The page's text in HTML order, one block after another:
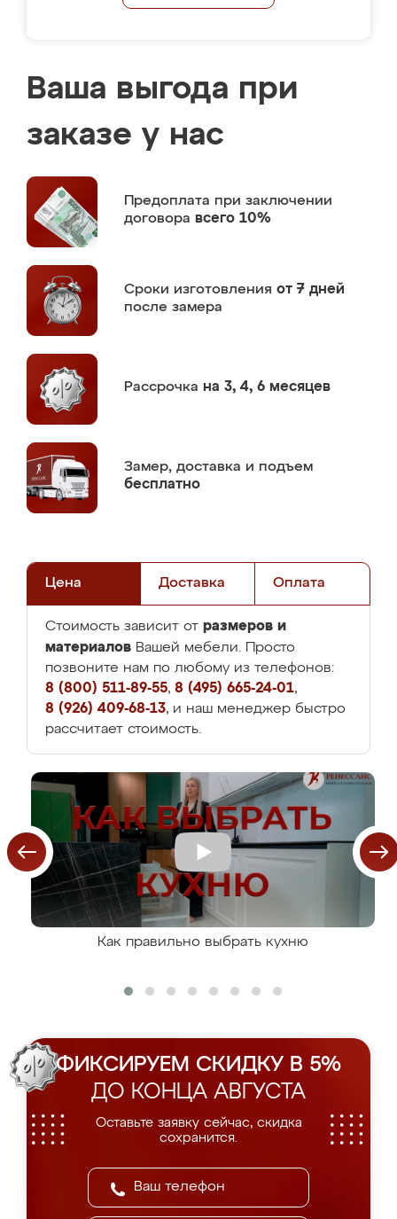
Ваша выгода при
заказе у нас
Предоплата при заключении
договора всего 10%
Сроки изготовления от 7 дней
после замера
Рассрочка на 3, 4, 6 месяцев
Замер, доставка и подъем
бесплатно
Цена Доставка Оплата
Стоимость зависит от размеров и
материалов Вашей мебели. Просто
позвоните нам по любому из телефонов:
8 (800) 511-89-55, 8 (495) 665-24-01,
8 (926) 409-68-13, и наш менеджер быстро
рассчитает стоимость.
Как правильно выбрать кухню
ФИКСИРУЕМ СКИДКУ В 5%
ДО КОНЦА АВГУСТА
Оставьте заявку сейчас, скидка
сохранится.